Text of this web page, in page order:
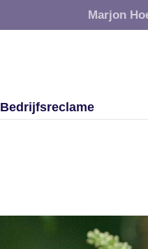
Marjon
Bedrijfsreclame